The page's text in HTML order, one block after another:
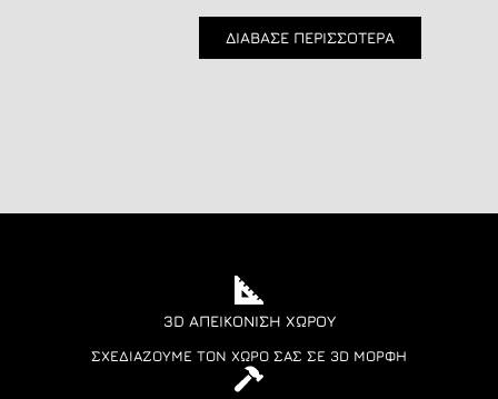
ΔΙΑΒΑΣΕ ΠΕΡΙΣΣΟΤΕΡΑ
3D ΑΠΕΙΚΌΝΙΣΗ ΧΏΡΟΥ
ΣΧΕΔΙΆΖΟΥΜΕ ΤΟΝ ΧΏΡΟ ΣΑΣ ΣΕ 3D ΜΟΡΦΉ